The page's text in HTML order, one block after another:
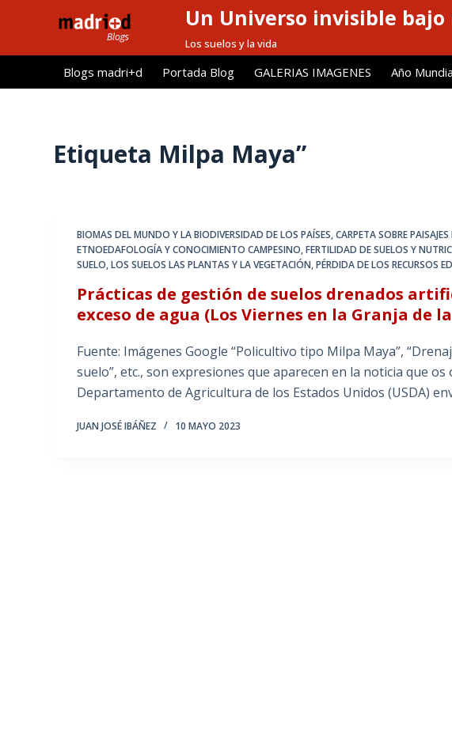
l
Un Universo invisible bajo
Los suelos y la vida
Blogs madri+d Portada Blog GALERIAS IMAGENES Año
Etiqueta Milpa Maya”
BIOMAS DEL MUNDO Y LA BIODIVERSIDAD DE LOS PAÍSES,CARPETA SOBRE
ETNOEDAFOLOGÍA Y CONOCIMIENTO CAMPESINO,FERTILIDAD DE SUELOS Y
SUELO,LOS SUELOS LAS PLANTAS Y LA VEGETACIÓN,PÉRDIDA DE LOS RECURSOS
Prácticas de gestión de suelos drenados
exceso de agua (Los Viernes en la Granja de la
Fuente: Imágenes Google “Policultivo tipo Milpa Maya”,
suelo”, etc., son expresiones que aparecen en la noticia que os
Departamento de Agricultura de los Estados Unidos (USDA)
JUAN JOSÉ IBÁÑEZ 10 MAYO 2023